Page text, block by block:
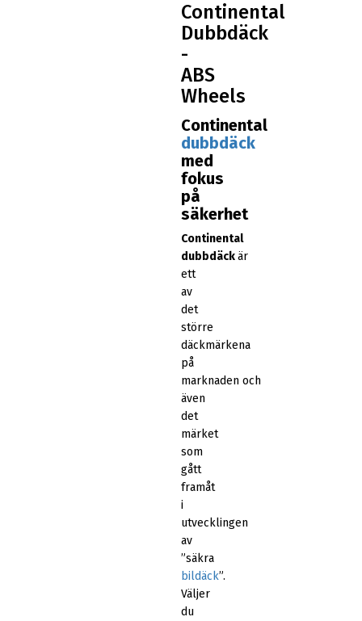
Continental
Dubbdäck
-
ABS
Wheels
Continental
dubbdäck
med
fokus
på
säkerhet
Continental
dubbdäckär
ett
av
det
större
däckmärkena
på
marknaden och
även
det
märket
som
gått
framåt
i
utvecklingen
av
”säkra
bildäck”.
Väljer
du